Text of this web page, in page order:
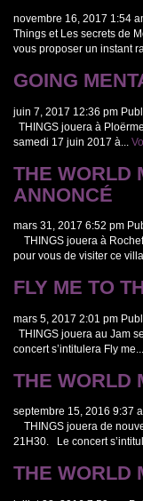
novembre 16, 2017 1:54
Things et Les secrets de
vous proposer un instant
GOING
juin 7, 2017 12:36 pm
THINGS jouera à
samedi 17 juin 2017 à...
THE WORLD
ANNONCÉ
mars 31, 2017 6:52 pm
THINGS jouera à
pour vous de visiter ce
FLY ME TO
mars 5, 2017 2:01 pm
THINGS jouera au Jam
concert s’intitulera Fly me...
THE WORLD
septembre 15, 2016 9:37
THINGS jouera de
21H30. Le concert
THE WORLD